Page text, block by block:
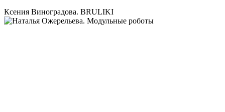
Ксения Виноградова. BRULIKI